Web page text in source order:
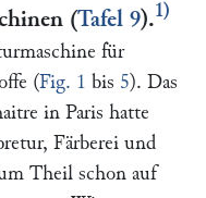
(Tafel 9).1)
für
(Fig. 1 bis 5). Das
in Paris hatte
Färberei und
Theil schon auf